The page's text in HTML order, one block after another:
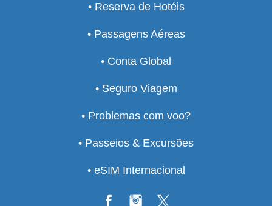
• Reserva de Hotéis
• Passagens Aéreas
• Conta Global
• Seguro Viagem
• Problemas com voo?
• Passeios & Excursões
• eSIM Internacional